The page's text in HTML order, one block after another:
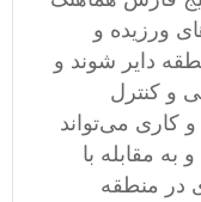
ورزیده و
دایر شوند و
و کنترل
کاری می‌تواند
به مقابله با
در منطقه